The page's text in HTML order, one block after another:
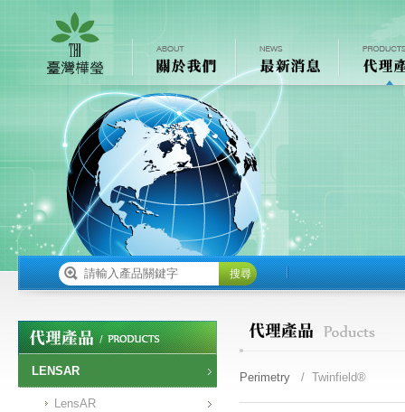
搜尋
LENSAR
LensAR
Perimetry / Twinfield®